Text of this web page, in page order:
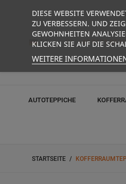
DE +49 9171
AUTOTEPPICHE
STARTSEITE
DIESE WEBSITE
ZU VERBESSERN. UND
GEWOHNHEITEN
KLICKEN SIE AUF DIE
WEITERE